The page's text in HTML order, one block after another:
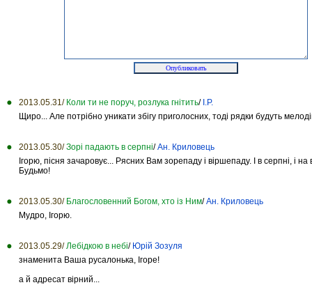
2013.05.31/ Коли ти не поруч, розлука гнітить/ І.Р.
Щиро... Але потрібно уникати збігу приголосних, тоді рядки будуть
2013.05.30/ Зорі падають в серпні/Ан. Криловець
Ігорю, пісня зачаровує... Рясних Вам зорепаду і віршепаду. І в серпні, і на
Будьмо!
2013.05.30/ Благословенний Богом, хто із Ним/Ан. Криловець
Мудро, Ігорю.
2013.05.29/ Лебідкою в небі/ Юрій Зозуля
знаменита Ваша русалонька, Ігоре!
а й адресат вірний...